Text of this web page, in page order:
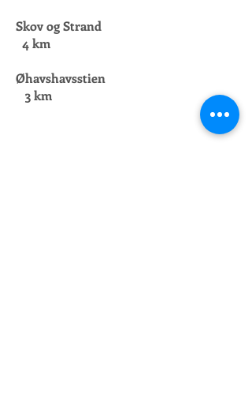
Skov og Strand
4 km
Øhavshavsstien
3 km